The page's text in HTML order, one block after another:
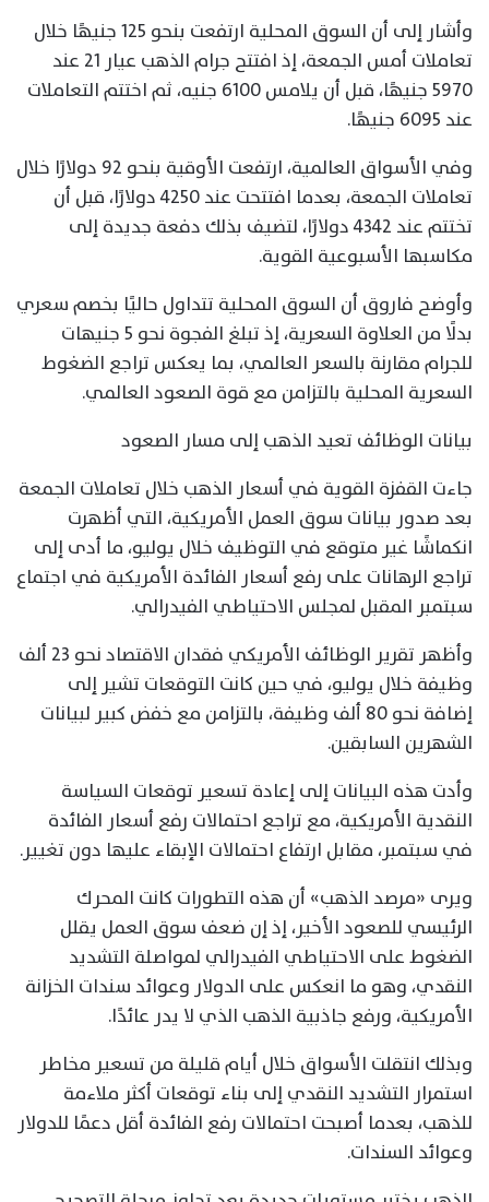
وأشار إلى أن السوق المحلية ارتفعت بنحو 125 جنيهًا خلال
تعاملات أمس الجمعة، إذ افتتح جرام الذهب عيار 21 عند
5970 جنيهًا، قبل أن يلامس 6100 جنيه، ثم اختتم التعاملات
عند 6095 جنيهًا.
وفي الأسواق العالمية، ارتفعت الأوقية بنحو 92 دولارًا خلال
تعاملات الجمعة، بعدما افتتحت عند 4250 دولارًا، قبل أن
تختتم عند 4342 دولارًا، لتضيف بذلك دفعة جديدة إلى
مكاسبها الأسبوعية القوية.
وأوضح فاروق أن السوق المحلية تتداول حاليًا بخصم سعري
بدلًا من العلاوة السعرية، إذ تبلغ الفجوة نحو 5 جنيهات
للجرام مقارنة بالسعر العالمي، بما يعكس تراجع الضغوط
السعرية المحلية بالتزامن مع قوة الصعود العالمي.
بيانات الوظائف تعيد الذهب إلى مسار الصعود
جاءت القفزة القوية في أسعار الذهب خلال تعاملات الجمعة
بعد صدور بيانات سوق العمل الأمريكية، التي أظهرت
انكماشًا غير متوقع في التوظيف خلال يوليو، ما أدى إلى
تراجع الرهانات على رفع أسعار الفائدة الأمريكية في اجتماع
سبتمبر المقبل لمجلس الاحتياطي الفيدرالي.
وأظهر تقرير الوظائف الأمريكي فقدان الاقتصاد نحو 23 ألف
وظيفة خلال يوليو، في حين كانت التوقعات تشير إلى
إضافة نحو 80 ألف وظيفة، بالتزامن مع خفض كبير لبيانات
الشهرين السابقين.
وأدت هذه البيانات إلى إعادة تسعير توقعات السياسة
النقدية الأمريكية، مع تراجع احتمالات رفع أسعار الفائدة
في سبتمبر، مقابل ارتفاع احتمالات الإبقاء عليها دون تغيير.
ويرى «مرصد الذهب» أن هذه التطورات كانت المحرك
الرئيسي للصعود الأخير، إذ إن ضعف سوق العمل يقلل
الضغوط على الاحتياطي الفيدرالي لمواصلة التشديد
النقدي، وهو ما انعكس على الدولار وعوائد سندات الخزانة
الأمريكية، ورفع جاذبية الذهب الذي لا يدر عائدًا.
وبذلك انتقلت الأسواق خلال أيام قليلة من تسعير مخاطر
استمرار التشديد النقدي إلى بناء توقعات أكثر ملاءمة
للذهب، بعدما أصبحت احتمالات رفع الفائدة أقل دعمًا للدولار
وعوائد السندات.